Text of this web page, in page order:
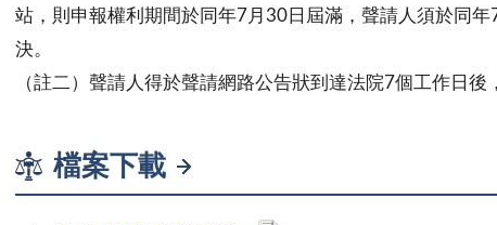
站，則申報權利期間於同年7月30日屆滿，聲請人須於同
決。
（註二）聲請人得於聲請網路公告狀到達法院7個工作日
檔案下載